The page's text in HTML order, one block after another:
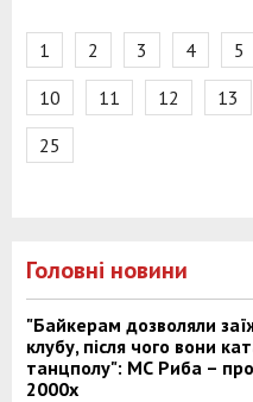
1 2 3 4 5
10
11 12 13
25
Головні новини
"Байкерам дозволяли
клубу, після чого вони
танцполу": МС Риба –
2000х